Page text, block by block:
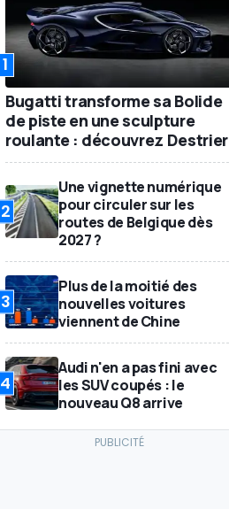
1
Bugatti transforme sa Bolide
de piste en une sculpture
roulante : découvrez Destrier
2
Une vignette numérique
pour circuler sur les
routes de Belgique dès
2027 ?
3
Plus de la moitié des
nouvelles voitures
viennent de Chine
4
Audi n'en a pas fini avec
les SUV coupés : le
nouveau Q8 arrive